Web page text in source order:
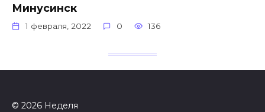
Минусинск
1 февраля, 2022 0 136
© 2026 Неделя